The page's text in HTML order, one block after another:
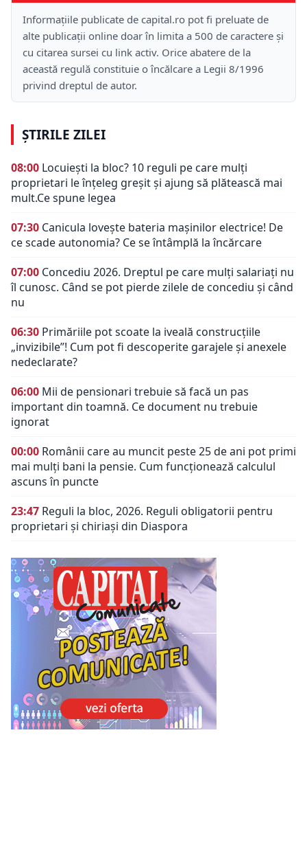
Informațiile publicate de capital.ro pot fi preluate de
alte publicații online doar în limita a 500 de caractere și
cu citarea sursei cu link activ. Orice abatere de la
această regulă constituie o încălcare a Legii 8/1996
privind dreptul de autor.
ȘTIRILE ZILEI
08:00 Locuiești la bloc? 10 reguli pe care mulți
proprietari le înțeleg greșit și ajung să plătească mai
mult.Ce spune legea
07:30 Canicula lovește bateria mașinilor electrice! De
ce scade autonomia? Ce se întâmplă la încărcare
07:00 Concediu 2026. Dreptul pe care mulți salariați nu
îl cunosc. Când se pot pierde zilele de concediu și când
nu
06:30 Primăriile pot scoate la iveală construcțiile
„invizibile”! Cum pot fi descoperite garajele și anexele
nedeclarate?
06:00 Mii de pensionari trebuie să facă un pas
important din toamnă. Ce document nu trebuie
ignorat
00:00 Românii care au muncit peste 25 de ani pot primi
mai mulți bani la pensie. Cum funcționează calculul
ascuns în puncte
23:47 Reguli la bloc, 2026. Reguli obligatorii pentru
proprietari și chiriași din Diaspora